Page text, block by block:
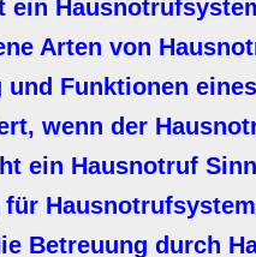
ein
Arten von
Funktionen
wenn der
ein Hausnotruf
Betreuung durch